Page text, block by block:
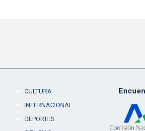
CULTURA
INTERNACIONAL
DEPORTES